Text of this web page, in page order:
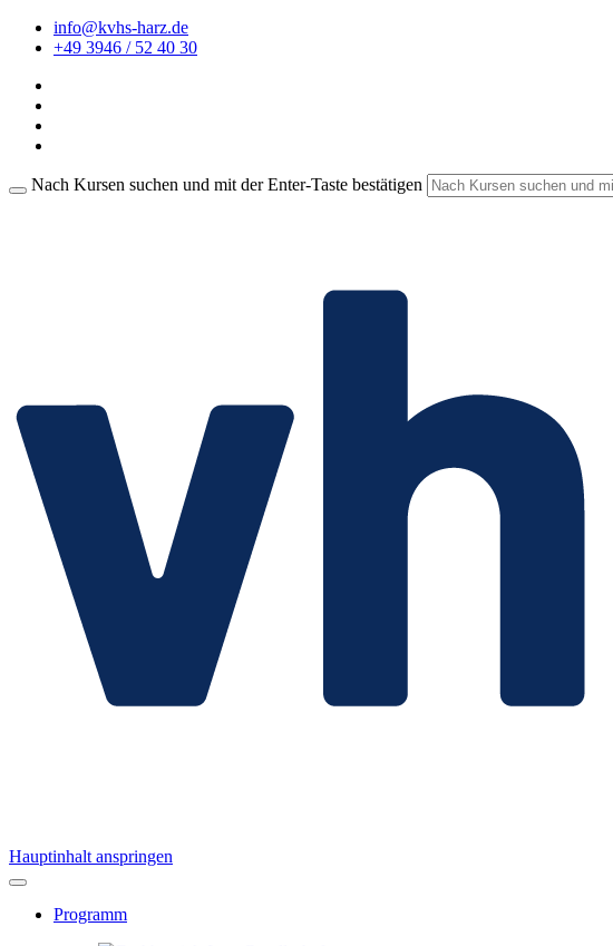
info@kvhs-harz.de
+49 3946 / 52 40 30
Nach Kursen suchen und mit der Enter-Taste bestätigen
Hauptinhalt anspringen
Programm